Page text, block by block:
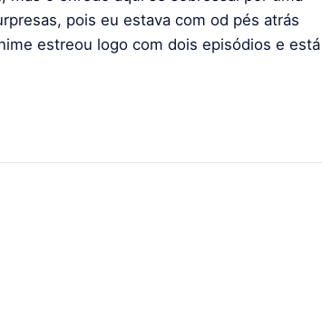
pois eu estava com od pés atrás
estreou logo com dois episódios e está